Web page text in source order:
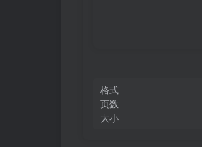
格式
页数
大小